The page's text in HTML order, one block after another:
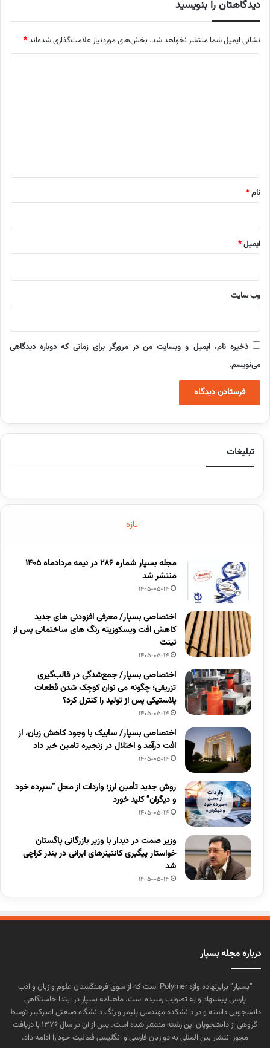
دیدگاهتان را بنویسید
نشانی ایمیل شما منتشر نخواهد شد. بخش‌های موردنیاز علامت‌گذاری شده‌اند*
نام*
ایمیل*
وب‌ سایت
ذخیره نام، ایمیل و وبسایت من در مرورگر برای زمانی که دوباره دیدگاهی
می‌نویسم.
تبلیغات
تازه
مجله بسپار شماره 286 در نیمه مردادماه 1405
منتشر شد
1405-05-14
اختصاصی بسپار/ معرفی افزودنی های جدید
کاهش افت ویسکوزیته رنگ های ساختمانی پس از
تینت
1405-05-14
اختصاصی بسپار/ جمع‌شدگی در قالب‌گیری
تزریقی؛ چگونه می توان کوچک شدن قطعات
پلاستیکی پس از تولید را کنترل کرد؟
1405-05-14
اختصاصی بسپار/ سابیک با وجود کاهش زیان، از
افت درآمد و اختلال در زنجیره تامین خبر داد
1405-05-14
روش جدید تأمین ارز؛ واردات از محل “سپرده خود
و دیگران” کلید خورد
1405-05-14
وزیر صمت در دیدار با وزیر بازرگانی پاگستان
خواستار پیگیری کانتینرهای ایرانی در بندر کراچی
شد
1405-05-14
درباره مجله بسپار
“بسپار” برابرنهاده واژه Polymer است که از سوی فرهنگستان علوم و زبان و ادب
پارسی پیشنهاد و به تصویب رسیده است. ماهنامه بسپار در ابتدا خاستگاهی
دانشجویی داشته و در دانشکده مهندسی پلیمر و رنگ دانشگاه صنعتی امیرکبیر توسط
گروهی از دانشجویان این رشته منتشر شده است. پس از آن در سال ۱۳۷۶ با دریافت
مجوز انتشار بین المللی به دو زبان فارسی و انگلیسی فعالیت خود را ادامه داد.